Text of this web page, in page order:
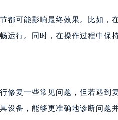
都可能影响最终效果。比如，
运行。同时，在操作过程中保
修复一些常见问题，但若遇到
设备，能够更准确地诊断问题